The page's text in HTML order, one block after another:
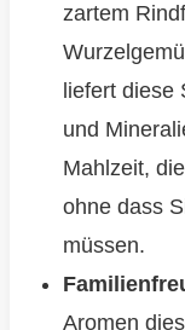
zartem
liefert diese
und
Mahlzeit,
ohne dass
müssen.
Aromen